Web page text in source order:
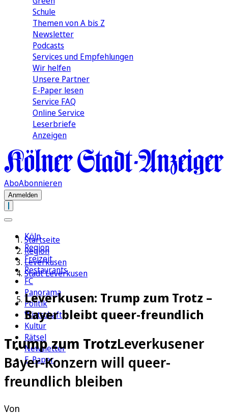
Schule
Themen von A bis Z
Newsletter
Podcasts
Services und Empfehlungen
Wir helfen
Unsere Partner
E-Paper lesen
Service FAQ
Online Service
Leserbriefe
Anzeigen
AboAbonnieren
Anmelden
Köln
Region
Freizeit
Restaurants
FC
Panorama
Politik
Wirtschaft
Kultur
Rätsel
Newsletter
E-Paper
Startseite
Region
Leverkusen
Stadt Leverkusen
Leverkusen: Trump zum Trotz –
Bayer bleibt queer-freundlich
Trump zum TrotzLeverkusener
Bayer-Konzern will queer-
freundlich bleiben
Von